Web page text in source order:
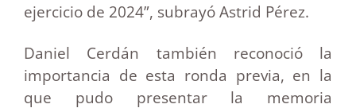
ejercicio de 2024”, subrayó Astrid Pérez.
Daniel Cerdán también reconoció la
importancia de esta ronda previa, en la
que pudo presentar la memoria